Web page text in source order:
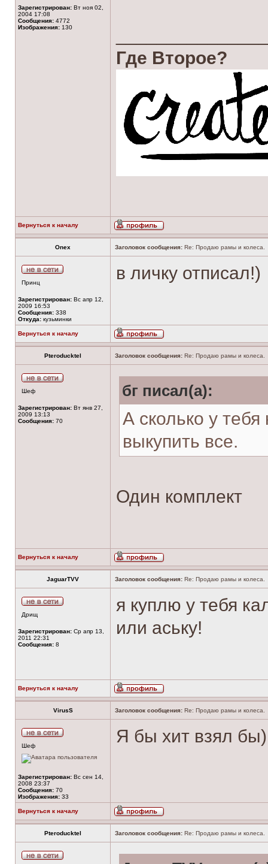
Зарегистрирован: Вт ноя 02,
2004 17:08
Сообщения: 4772
Изображения: 130
Где Второе?
Вернуться к началу
Onex Заголовок сообщения: Re: Продаю рамы и колеса.
Принц
Зарегистрирован: Вс апр 12,
2009 16:53
Сообщения: 338
Откуда: кузьминки
в личку отписал!)
Вернуться к началу
Pteroducktel Заголовок сообщения: Re: Продаю рамы и колеса.
Шеф
Зарегистрирован: Вт янв 27,
2009 13:13
Сообщения: 70
бг писал(а):
А сколько у
выкупить все.
Один комплект
Вернуться к началу
JaguarTVV Заголовок сообщения: Re: Продаю рамы и колеса.
Дрищ
Зарегистрирован: Ср апр 13,
2011 22:31
Сообщения: 8
я куплю у тебя
или аську!
Вернуться к началу
VirusS Заголовок сообщения: Re: Продаю рамы и колеса.
Шеф
Зарегистрирован: Вс сен 14,
2008 23:37
Сообщения: 70
Изображения: 33
Я бы хит взял бы)
Вернуться к началу
Pteroducktel Заголовок сообщения: Re: Продаю рамы и колеса.